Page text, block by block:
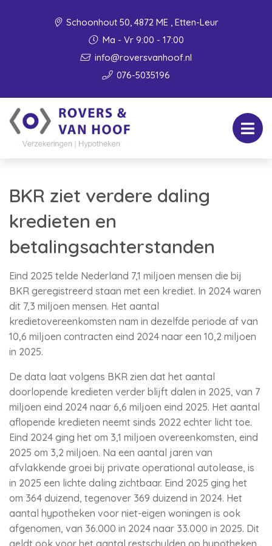
Schoonhout 50, 4872 ME , Etten-Leur
Ma - Vr 9:00 - 17:00
info@roversvanhoof.nl
076-5035196
BKR ziet verdere daling
kredieten en
betalingsachterstanden
Eind 2025 telde Nederland 7,1 miljoen mensen die bij
BKR geregistreerd staan met een krediet. In 2024 waren
dit 7,3 miljoen mensen. Het aantal
kredietovereenkomsten nam in dezelfde periode af van
10,6 miljoen contracten eind 2024 naar een 10,2 miljoen
in 2025.
De data laat volgens BKR zien dat het aantal
doorlopende kredieten verder blijft dalen in 2025, van 7
miljoen eind 2024 naar 6,6 miljoen eind 2025. Het aantal
aflopende kredieten neemt sinds 2022 echter licht toe.
Eind 2024 ging het om 3,1 miljoen overeenkomsten, eind
2025 om 3,2 miljoen. Na een aantal jaren van
afvlakkende groei bij private operational autolease, is
in 2025 een lichte daling zichtbaar. Eind 2025 ging het
om 364 duizend, tegenover 369 duizend in 2024. Het
aantal hypotheken voor niet-eigen woningen is ook
afgenomen, van 36.000 in 2024 naar 33.000 in 2025. Dit
geldt ook voor het aantal restschulden op hypotheken,